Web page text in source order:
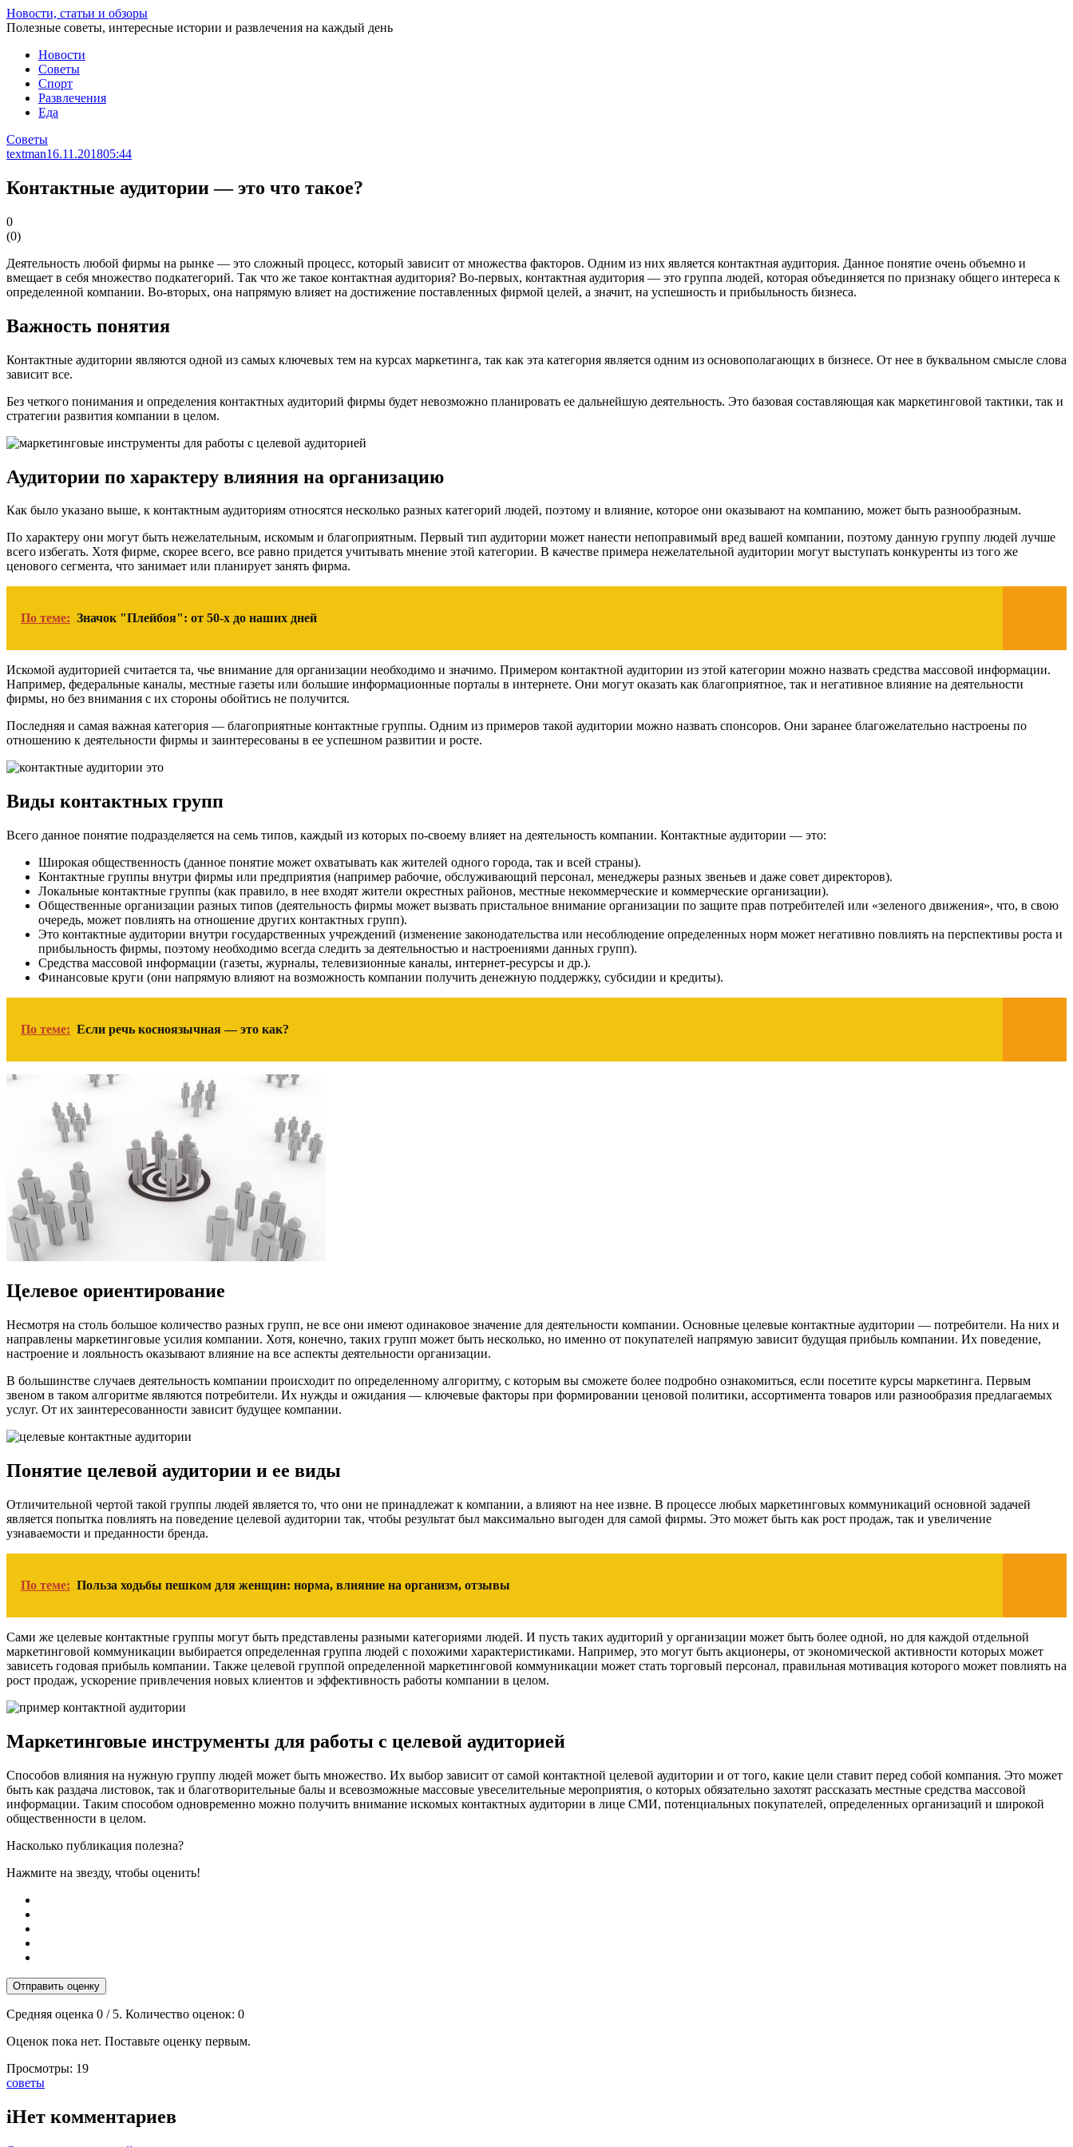
Перейти
к
Новости, статьи и обзоры
Полезные советы, интересные истории и развлечения на каждый день
Новости
Советы
Спорт
Развлечения
Еда
Советы
textman16.11.201805:44
Контактные аудитории — это что такое?
0
(0)
Деятельность любой фирмы на рынке — это сложный процесс, который зависит от множества факторов. Одним из них является контактная аудитория. Данное понятие очень объемно и
вмещает в себя множество подкатегорий. Так что же такое контактная аудитория? Во-первых, контактная аудитория — это группа людей, которая объединяется по признаку общего интереса к
определенной компании. Во-вторых, она напрямую влияет на достижение поставленных фирмой целей, а значит, на успешность и прибыльность бизнеса.
Важность понятия
Контактные аудитории являются одной из самых ключевых тем на курсах маркетинга, так как эта категория является одним из основополагающих в бизнесе. От нее в буквальном смысле слова
зависит все.
Без четкого понимания и определения контактных аудиторий фирмы будет невозможно планировать ее дальнейшую деятельность. Это базовая составляющая как маркетинговой тактики, так и
стратегии развития компании в целом.
Аудитории по характеру влияния на организацию
Как было указано выше, к контактным аудиториям относятся несколько разных категорий людей, поэтому и влияние, которое они оказывают на компанию, может быть разнообразным.
По характеру они могут быть нежелательным, искомым и благоприятным. Первый тип аудитории может нанести непоправимый вред вашей компании, поэтому данную группу людей лучше
всего избегать. Хотя фирме, скорее всего, все равно придется учитывать мнение этой категории. В качестве примера нежелательной аудитории могут выступать конкуренты из того же
ценового сегмента, что занимает или планирует занять фирма.
По теме: Значок "Плейбоя": от 50-х до наших дней
Искомой аудиторией считается та, чье внимание для организации необходимо и значимо. Примером контактной аудитории из этой категории можно назвать средства массовой информации.
Например, федеральные каналы, местные газеты или большие информационные порталы в интернете. Они могут оказать как благоприятное, так и негативное влияние на деятельности
фирмы, но без внимания с их стороны обойтись не получится.
Последняя и самая важная категория — благоприятные контактные группы. Одним из примеров такой аудитории можно назвать спонсоров. Они заранее благожелательно настроены по
отношению к деятельности фирмы и заинтересованы в ее успешном развитии и росте.
Виды контактных групп
Всего данное понятие подразделяется на семь типов, каждый из которых по-своему влияет на деятельность компании. Контактные аудитории — это:
Широкая общественность (данное понятие может охватывать как жителей одного города, так и всей страны).
Контактные группы внутри фирмы или предприятия (например рабочие, обслуживающий персонал, менеджеры разных звеньев и даже совет директоров).
Локальные контактные группы (как правило, в нее входят жители окрестных районов, местные некоммерческие и коммерческие организации).
Общественные организации разных типов (деятельность фирмы может вызвать пристальное внимание организации по защите прав потребителей или «зеленого движения», что, в свою
очередь, может повлиять на отношение других контактных групп).
Это контактные аудитории внутри государственных учреждений (изменение законодательства или несоблюдение определенных норм может негативно повлиять на перспективы роста и
прибыльность фирмы, поэтому необходимо всегда следить за деятельностью и настроениями данных групп).
Средства массовой информации (газеты, журналы, телевизионные каналы, интернет-ресурсы и др.).
Финансовые круги (они напрямую влияют на возможность компании получить денежную поддержку, субсидии и кредиты).
По теме: Если речь косноязычная — это как?
Целевое ориентирование
Несмотря на столь большое количество разных групп, не все они имеют одинаковое значение для деятельности компании. Основные целевые контактные аудитории — потребители. На них и
направлены маркетинговые усилия компании. Хотя, конечно, таких групп может быть несколько, но именно от покупателей напрямую зависит будущая прибыль компании. Их поведение,
настроение и лояльность оказывают влияние на все аспекты деятельности организации.
В большинстве случаев деятельность компании происходит по определенному алгоритму, с которым вы сможете более подробно ознакомиться, если посетите курсы маркетинга. Первым
звеном в таком алгоритме являются потребители. Их нужды и ожидания — ключевые факторы при формировании ценовой политики, ассортимента товаров или разнообразия предлагаемых
услуг. От их заинтересованности зависит будущее компании.
Понятие целевой аудитории и ее виды
Отличительной чертой такой группы людей является то, что они не принадлежат к компании, а влияют на нее извне. В процессе любых маркетинговых коммуникаций основной задачей
является попытка повлиять на поведение целевой аудитории так, чтобы результат был максимально выгоден для самой фирмы. Это может быть как рост продаж, так и увеличение
узнаваемости и преданности бренда.
По теме: Польза ходьбы пешком для женщин: норма, влияние на организм, отзывы
Сами же целевые контактные группы могут быть представлены разными категориями людей. И пусть таких аудиторий у организации может быть более одной, но для каждой отдельной
маркетинговой коммуникации выбирается определенная группа людей с похожими характеристиками. Например, это могут быть акционеры, от экономической активности которых может
зависеть годовая прибыль компании. Также целевой группой определенной маркетинговой коммуникации может стать торговый персонал, правильная мотивация которого может повлиять на
рост продаж, ускорение привлечения новых клиентов и эффективность работы компании в целом.
Маркетинговые инструменты для работы с целевой аудиторией
Способов влияния на нужную группу людей может быть множество. Их выбор зависит от самой контактной целевой аудитории и от того, какие цели ставит перед собой компания. Это может
быть как раздача листовок, так и благотворительные балы и всевозможные массовые увеселительные мероприятия, о которых обязательно захотят рассказать местные средства массовой
информации. Таким способом одновременно можно получить внимание искомых контактных аудитории в лице СМИ, потенциальных покупателей, определенных организаций и широкой
общественности в целом.
Насколько публикация полезна?
Нажмите на звезду, чтобы оценить!
Отправить оценку
Средняя оценка 0 / 5. Количество оценок: 0
Оценок пока нет. Поставьте оценку первым.
Просмотры: 19
Тэги:
советы
iНет комментариев